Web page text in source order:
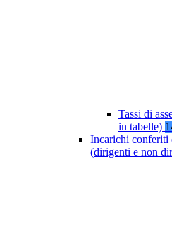
Tassi di
in tabelle)
Incarichi conferiti
(dirigenti e non